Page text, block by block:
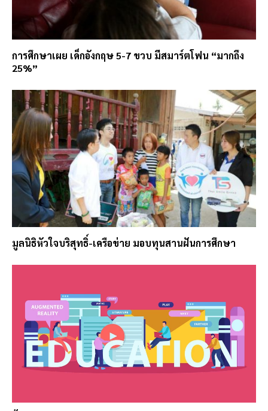
การศึกษาเผย เด็กอังกฤษ 5-7 ขวบ มีสมาร์ตโฟน “มากถึง
25%”
มูลนิธิหัวใจบริสุทธิ์-เครือข่าย มอบทุนสานฝันการศึกษา